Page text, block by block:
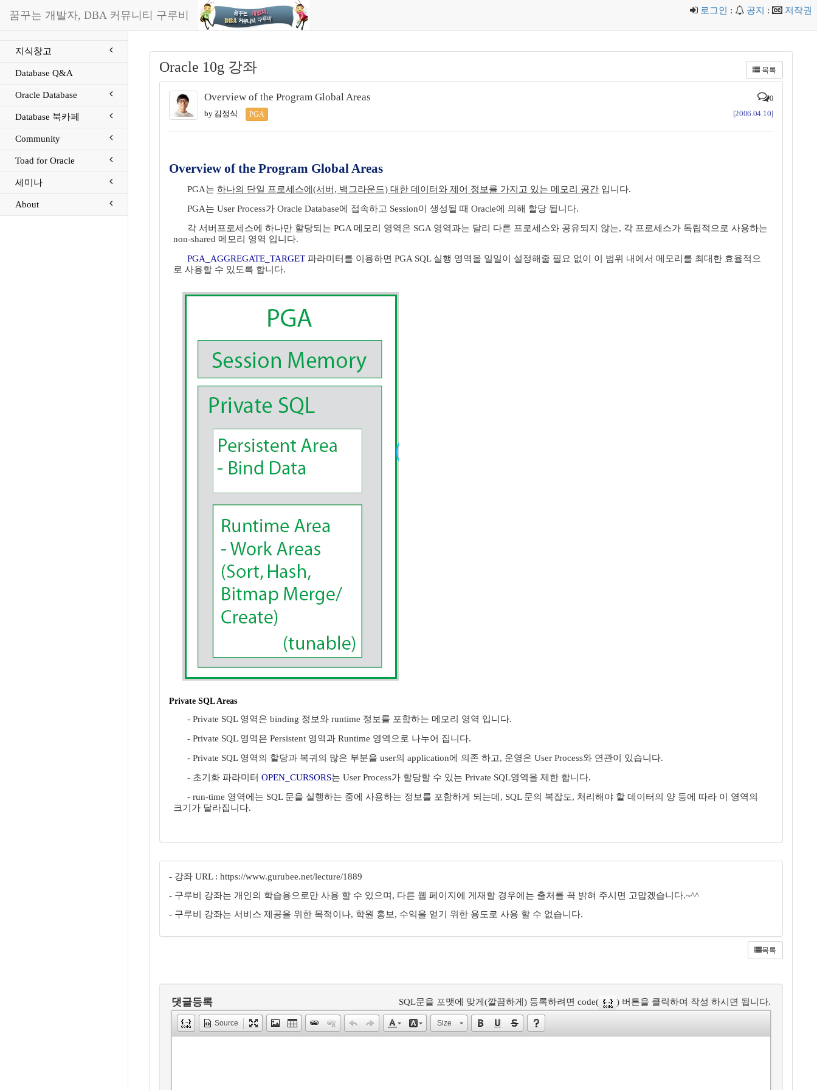
꿈꾸는 개발자, DBA 커뮤니티 구루비 로그인 : 공지 : 저작권
지식창고
Database Q&A
Oracle Database
Database 북카페
Community
Toad for Oracle
세미나
About
Oracle 10g 강좌 목록
Overview of the Program Global Areas 0
by 김정식 PGA [2006.04.10]
Overview of the Program Global Areas
PGA는 하나의 단일 프로세스에(서버, 백그라운드) 대한 데이터와 제어 정보를 가지고 있는 메모리 공간 입니다.
PGA는 User Process가 Oracle Database에 접속하고 Session이 생성될 때 Oracle에 의해 할당 됩니다.
각 서버프로세스에 하나만 할당되는 PGA 메모리 영역은 SGA 영역과는 달리 다른 프로세스와 공유되지 않는, 각 프로세스가 독립적으로 사용하는
non-shared 메모리 영역 입니다.
PGA_AGGREGATE_TARGET 파라미터를 이용하면 PGA SQL 실행 영역을 일일이 설정해줄 필요 없이 이 범위 내에서 메모리를 최대한 효율적으
로 사용할 수 있도록 합니다.
Private SQL Areas
- Private SQL 영역은 binding 정보와 runtime 정보를 포함하는 메모리 영역 입니다.
- Private SQL 영역은 Persistent 영역과 Runtime 영역으로 나누어 집니다.
- Private SQL 영역의 할당과 복귀의 많은 부분을 user의 application에 의존 하고, 운영은 User Process와 연관이 있습니다.
- 초기화 파라미터 OPEN_CURSORS는 User Process가 할당할 수 있는 Private SQL영역을 제한 합니다.
- run-time 영역에는 SQL 문을 실행하는 중에 사용하는 정보를 포함하게 되는데, SQL 문의 복잡도, 처리해야 할 데이터의 양 등에 따라 이 영역의
크기가 달라집니다.
- 강좌 URL : https://www.gurubee.net/lecture/1889
- 구루비 강좌는 개인의 학습용으로만 사용 할 수 있으며, 다른 웹 페이지에 게재할 경우에는 출처를 꼭 밝혀 주시면 고맙겠습니다.~^^
- 구루비 강좌는 서비스 제공을 위한 목적이나, 학원 홍보, 수익을 얻기 위한 용도로 사용 할 수 없습니다.
목록
댓글등록 SQL문을 포맷에 맞게(깔끔하게) 등록하려면 code( ) 버튼을 클릭하여 작성 하시면 됩니다.
Source Size